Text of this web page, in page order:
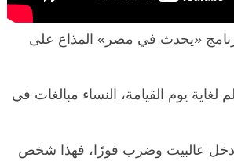
«يحدث في مصر» المذاع على
لغاية يوم القيامة، النساء مبالغات في
دخل عالبيت وضرب فورًا، فهذا شخص